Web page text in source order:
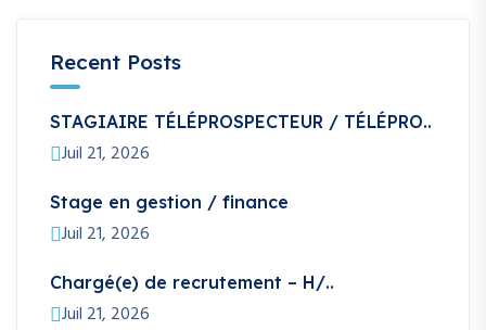
Recent Posts
STAGIAIRE TÉLÉPROSPECTEUR / TÉLÉPRO..
Juil 21, 2026
Stage en gestion / finance
Juil 21, 2026
Chargé(e) de recrutement – H/..
Juil 21, 2026